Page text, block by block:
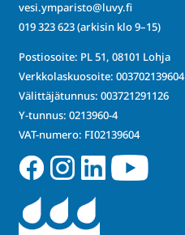
vesi.ymparisto@luvy.fi
019 323 623(arkisin klo 9–15)
Postiosoite: PL 51, 08101 Lohja
Verkkolaskuosoite: 003702139604
Välittäjätunnus: 003721291126
Y-tunnus: 0213960-4
VAT-numero: FI02139604